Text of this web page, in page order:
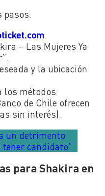
pasos:
.
– Las Mujeres Ya
y la ubicación
los métodos
de Chile ofrecen
sin interés).
un detrimento
candidato”
para Shakira en